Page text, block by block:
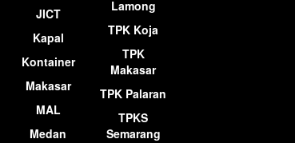
JICT
Kapal
Kontainer
Makasar
MAL
Medan
Lamong
TPK Koja
TPK
Makasar
TPK Palaran
TPKS
Semarang